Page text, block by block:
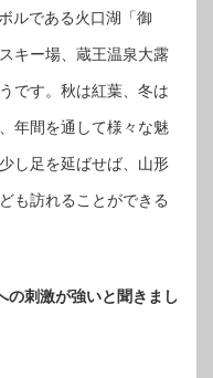
ルである火口湖「御
キー場、蔵王温泉大露
です。秋は紅葉、冬は
年間を通して様々な魅
し足を延ばせば、山形
も訪れることができる
の刺激が強いと聞きまし